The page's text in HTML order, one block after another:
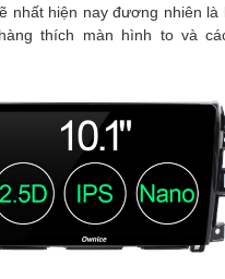
nhất hiện nay đương nhiên là
thích màn hình to và